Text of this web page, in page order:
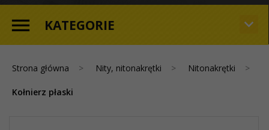
KATEGORIE
Strona główna Nity, nitonakrętki Nitonakrętki
Kołnierz płaski